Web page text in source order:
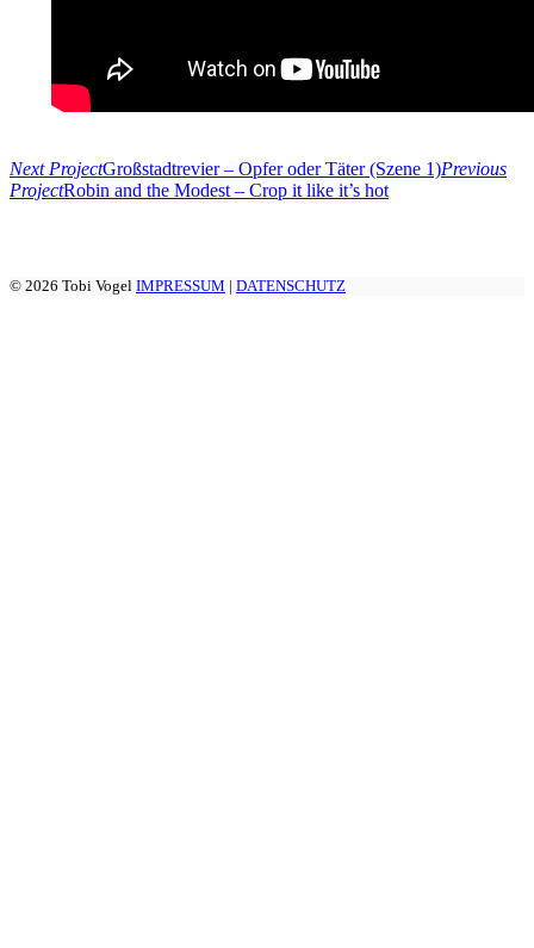
Next ProjectGroßstadtrevier – Opfer oder Täter (Szene 1)Previous
ProjectRobin and the Modest – Crop it like it’s hot
© 2026 Tobi Vogel IMPRESSUM | DATENSCHUTZ